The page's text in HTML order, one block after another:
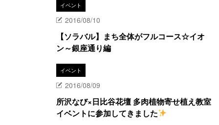
イベント
2016/08/10
【ソラバル】まち全体がフルコース☆イオ
ン～銀座通り編
イベント
2016/08/09
所沢なび×日比谷花壇 多肉植物寄せ植え教室
イベントに参加してきました